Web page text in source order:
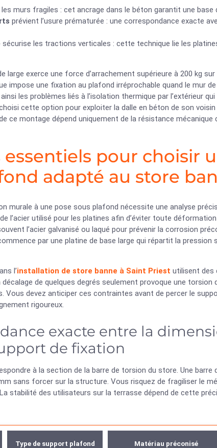
murs fragiles : cet ancrage dans le béton garantit une base
prévient l’usure prématurée : une correspondance exacte
sécurise les tractions verticales : cette technique lie les
large exerce une force d’arrachement supérieure à 200 kg
impose une fixation au plafond irréprochable quand le mur
les problèmes liés à l’isolation thermique par l’extérieur
cette option pour exploiter la dalle en béton de son
ce montage dépend uniquement de la résistance mécanique
essentiels pour choisir
adapté au store
murale à une pose sous plafond nécessite une analyse
l’acier utilisé pour les platines afin d’éviter toute
l’acier galvanisé ou laqué pour prévenir la corrosion
par une platine de base large qui répartit la pression
l’installation de store banne à Saint Priest utilisent des
décalage de quelques degrés seulement provoque une torsion
Vous devez anticiper ces contraintes avant de percer le
rigoureux.
exacte entre la
de fixation
à la section de la barre de torsion du store. Une barre
sans forcer sur la structure. Vous risquez de fragiliser le
stabilité des utilisateurs sur la terrasse dépend de cette
Type de support plafond Matériau préconisé